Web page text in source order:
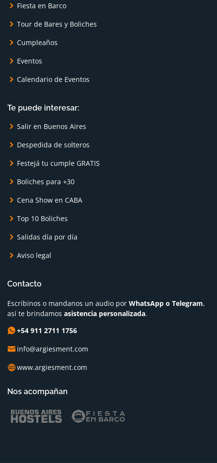
Fiesta en Barco
Tour de Bares y Boliches
Cumpleaños
Eventos
Calendario de Eventos
Te puede interesar:
Salir en Buenos Aires
Despedida de solteros
Festejá tu cumple GRATIS
Boliches para +30
Cena Show en CABA
Top 10 Boliches
Salidas día por día
Aviso legal
Contacto
Escribinos o mandanos un audio por WhatsApp o Telegram,
así te brindamos asistencia personalizada.
+54 911 2711 1756
info@argiesment.com
www.argiesment.com
Nos acompañan